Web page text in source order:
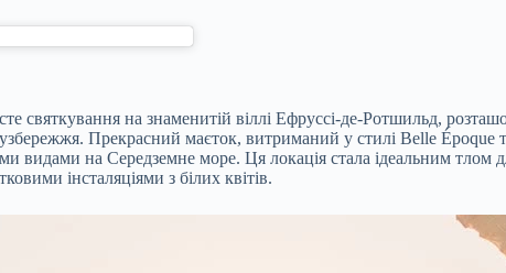
святкування на знаменитій віллі Ефруссі-де-Ротшильд,
Прекрасний маєток, витриманий у стилі Belle Époque
на Середземне море. Ця локація стала ідеальним тлом
інсталяціями з білих квітів.